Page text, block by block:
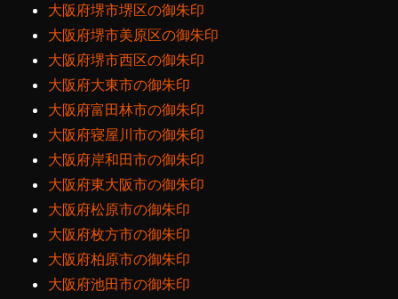
大阪府堺市堺区の御朱印
大阪府堺市美原区の御朱印
大阪府堺市西区の御朱印
大阪府大東市の御朱印
大阪府富田林市の御朱印
大阪府寝屋川市の御朱印
大阪府岸和田市の御朱印
大阪府東大阪市の御朱印
大阪府松原市の御朱印
大阪府枚方市の御朱印
大阪府柏原市の御朱印
大阪府池田市の御朱印